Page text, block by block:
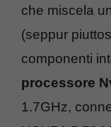
che miscela
(seppur
componenti
processore
1.7GHz,